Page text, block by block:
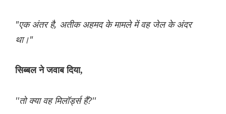
"एक अंतर है, अतीक अहमद के मामले में वह जेल के अंदर
था।"
सिब्बल ने जवाब दिया,
''तो क्या वह मिलॉर्ड्स हैं?''